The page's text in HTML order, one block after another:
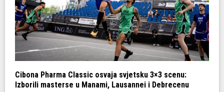
Cibona Pharma Classic osvaja svjetsku 3×3 scenu:
Izborili masterse u Manami, Lausannei i Debrecenu